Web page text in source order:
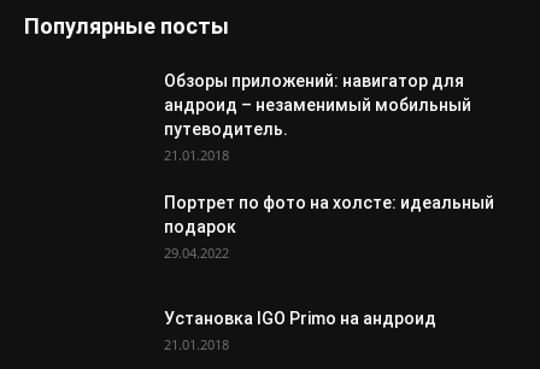
Популярные посты
Обзоры приложений: навигатор для
андроид – незаменимый мобильный
путеводитель.
21.01.2018
Портрет по фото на холсте: идеальный
подарок
29.04.2022
Установка IGO Primo на андроид
21.01.2018